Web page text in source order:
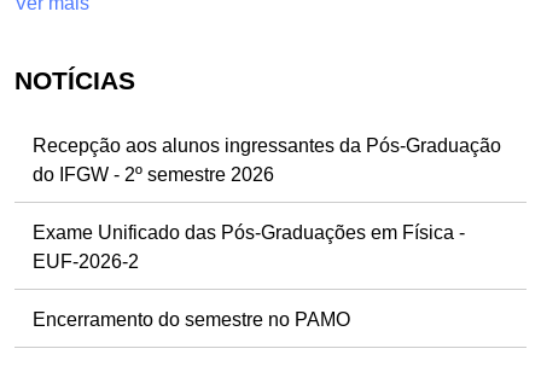
NOTÍCIAS
Recepção aos alunos ingressantes da Pós-Graduação
do IFGW - 2º semestre 2026
Exame Unificado das Pós-Graduações em Física -
EUF-2026-2
Encerramento do semestre no PAMO